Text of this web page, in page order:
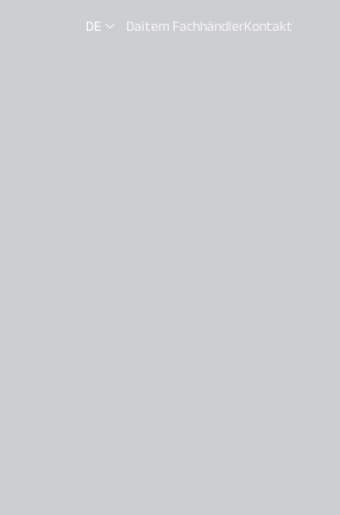
DE Daitem FachhändlerKontakt